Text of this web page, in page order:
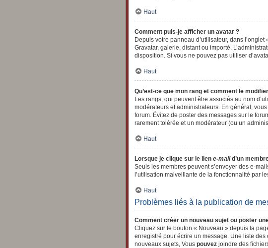
Haut
Comment puis-je afficher un avatar ?
Depuis votre panneau d’utilisateur, dans
Gravatar, galerie, distant ou importé.
disposition. Si vous ne pouvez pas utiliser
Haut
Qu’est-ce que mon rang et comment le
Les rangs, qui peuvent être associés au nom
modérateurs et administrateurs. En général,
forum. Évitez de poster des messages sur le
rarement tolérée et un modérateur (ou un
Haut
Lorsque je clique sur le lien e-maild’un
Seuls les membres peuvent s’envoyer des e-
l’utilisation malveillante de la fonctionnalité par
Haut
Problèmes liés à la publication de
Comment créer un nouveau sujet ou poster
Cliquez sur le bouton « Nouveau » depuis la
enregistré pour écrire un message. Une liste
nouveaux sujets, Vous pouvez joindre des